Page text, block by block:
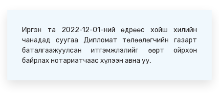
Иргэн та 2022-12-01-ний өдрөөс хойш хилийн
чанадад суугаа Дипломат төлөөлөгчийн газарт
баталгаажуулсан итгэмжлэлийг өөрт ойрхон
байрлах нотариатчаас хүлээн авна уу.